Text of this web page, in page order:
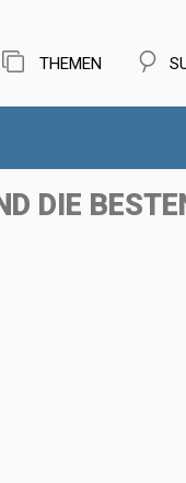
THEMEN
DIE